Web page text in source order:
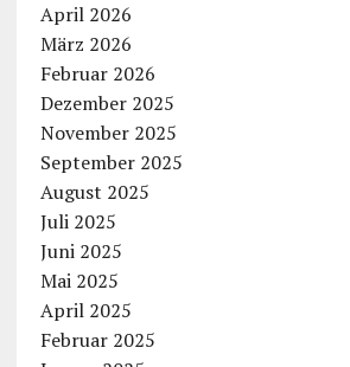
April 2026
März 2026
Februar 2026
Dezember 2025
November 2025
September 2025
August 2025
Juli 2025
Juni 2025
Mai 2025
April 2025
Februar 2025